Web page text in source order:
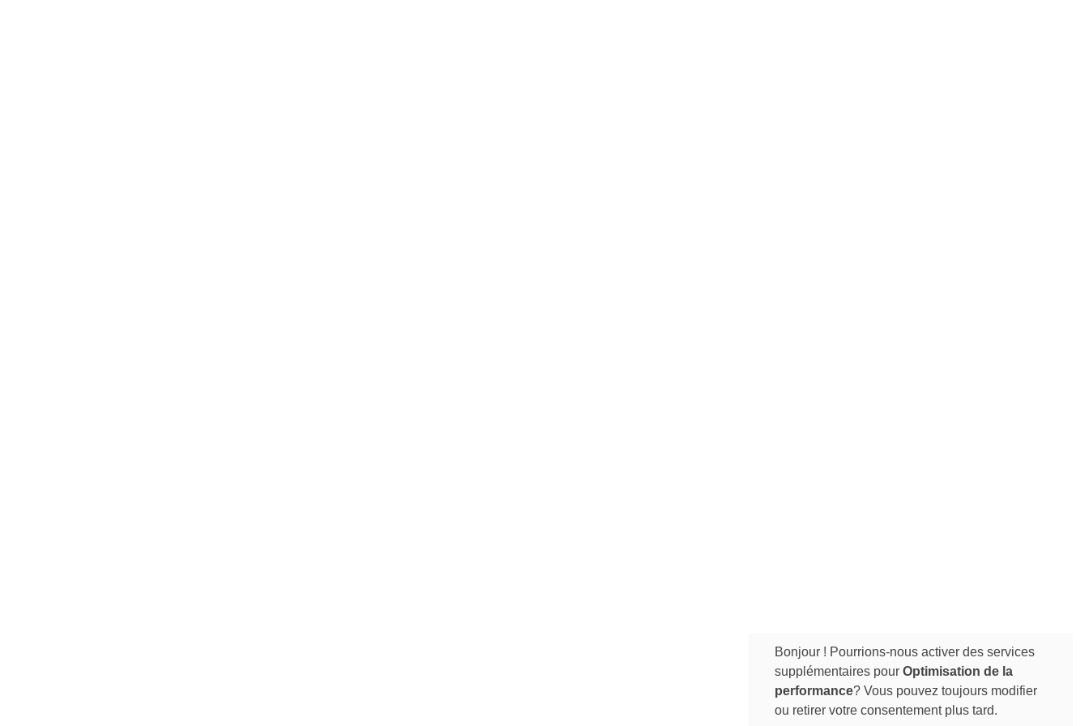
Bonjour ! Pourrions-nous activer des services
supplémentaires pour Optimisation de la
performance? Vous pouvez toujours modifier
ou retirer votre consentement plus tard.